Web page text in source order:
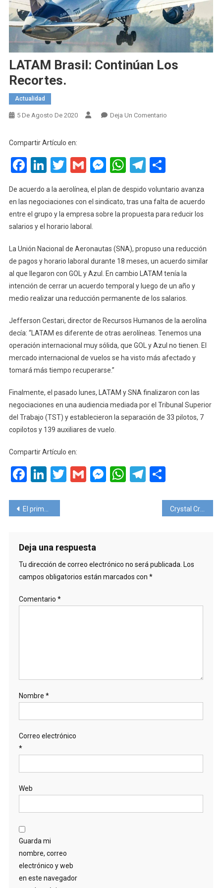
LATAM Brasil: Continúan Los
Recortes.
Actualidad
5 De Agosto De 2020 Deja Un ComentarioEn
Compartir Artículo en:
Facebook
LinkedIn
Twitter
GmailMessenger
WhatsApp
Telegram
De acuerdo a la aerolínea, el plan de despido voluntario avanza
en las negociaciones con el sindicato, tras una falta de acuerdo
entre el grupo y la empresa sobre la propuesta para reducir los
salarios y el horario laboral.
La Unión Nacional de Aeronautas (SNA), propuso una reducción
de pagos y horario laboral durante 18 meses, un acuerdo similar
al que llegaron con GOL y Azul. En cambio LATAM tenía la
intención de cerrar un acuerdo temporal y luego de un año y
medio realizar una reducción permanente de los salarios.
Jefferson Cestari, director de Recursos Humanos de la aerolína
decía: “LATAM es diferente de otras aerolíneas. Tenemos una
operación internacional muy sólida, que GOL y Azul no tienen. El
mercado internacional de vuelos se ha visto más afectado y
tomará más tiempo recuperarse.”
Finalmente, el pasado lunes, LATAM y SNA finalizaron con las
negociaciones en una audiencia mediada por el Tribunal Superior
del Trabajo (TST) y establecieron la separación de 33 pilotos, 7
copilotos y 139 auxiliares de vuelo.
Compartir Artículo en:
Facebook
LinkedIn
Twitter
GmailMessenger
WhatsApp
Telegram
Navegación
entradas
El primer avión eléctrico de Argentina Crystal Cruises, no retomará operaciones por el resto del 2020.
Deja una respuesta
Tu dirección de correo electrónico no será publicada. Los
campos obligatorios están marcados con *
Comentario *
Nombre *
Correo electrónico
*
Web
Guarda mi
nombre, correo
electrónico y web
en este navegador